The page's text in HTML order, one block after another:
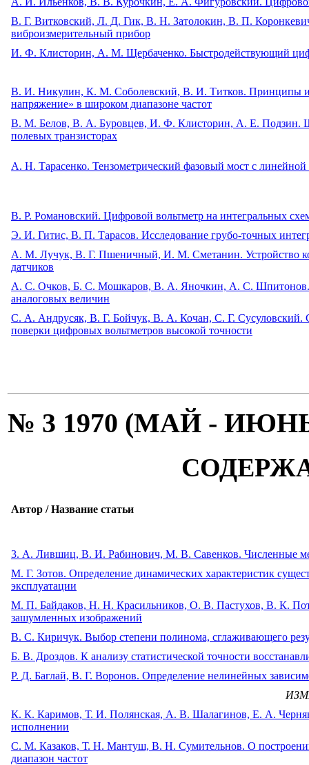
B. Г. Витковский, Л. Д. Гик, В. Н. Затолокин, В. П.
виброизмерительный прибор
И. Ф. Клисторин, А. М. Щербаченко. Быстродействующий
В. И. Никулин, К. М. Соболевский, В. И. Титков. Принципы
напряжение» в широком диапазоне частот
В. М. Белов, В. А. Буровцев, И. Ф. Клисторин, А. Е. Подзин.
полевых транзисторах
A. Н. Тарасенко. Тензометрический фазовый мост с линейной
B. Р. Романовский. Цифровой вольтметр на интегральных
Э. И. Гитис, В. П. Тарасов. Исследование грубо-точных
А. М. Лучук, В. Г. Пшеничный, И. М. Сметанин. Устройство
датчиков
А. С. Очков, Б. С. Мошкаров, В. А. Яночкин, А. С. Шпитонов.
аналоговых величин
C. А. Андрусяк, В. Г. Бойчук, В. А. Кочан, С. Г. Сусуловский.
поверки цифровых вольтметров высокой точности
№ 3 1970 (МАЙ -
Автор / Название статьи
3. А. Лившиц, В. И. Рабинович, М. В. Савенков. Численные
М. Г. Зотов. Определение динамических характеристик
эксплуатации
М. П. Байдаков, Н. Н. Красильников, О. В. Пастухов, В. К.
зашумленных изображений
B. С. Киричук. Выбор степени полинома, сглаживающего
Б. В. Дроздов. К анализу статистической точности
Р. Д. Баглай, В. Г. Воронов. Определение нелинейных
К. К. Каримов, Т. И. Полянская, А. В. Шалагинов, Е. А.
исполнении
C. М. Казаков, Т. Н. Мантуш, В. Н. Сумительнов. О
диапазон частот